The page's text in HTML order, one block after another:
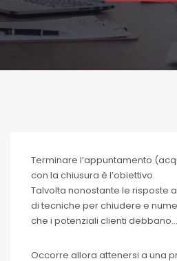
Terminare l’appuntamento
con la chiusura è l’obiettivo.
Talvolta nonostante le risposte
di tecniche per chiudere e
che i potenziali clienti
Occorre allora attenersi a una